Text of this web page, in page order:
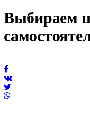
Выбираем